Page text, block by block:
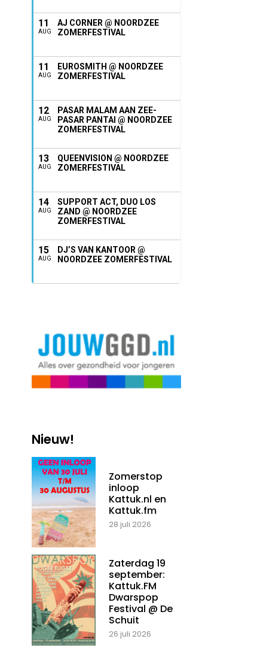
11
AUG
AJ CORNER @ NOORDZEE
ZOMERFESTIVAL
11
AUG
EUROSMITH @ NOORDZEE
ZOMERFESTIVAL
12
AUG
PASAR MALAM AAN ZEE-
PASAR PANTAI @ NOORDZEE
ZOMERFESTIVAL
13
AUG
QUEENVISION @ NOORDZEE
ZOMERFESTIVAL
14
AUG
SUPPORT ACT, DUO LOS
ZAND @ NOORDZEE
ZOMERFESTIVAL
15
AUG
DJ’S VAN KANTOOR @
NOORDZEE ZOMERFESTIVAL
Nieuw!
Zomerstop
inloop
Kattuk.nl en
Kattuk.fm
28 juli 2026
Zaterdag 19
september:
Kattuk.FM
Dwarspop
Festival @ De
Schuit
26 juli 2026